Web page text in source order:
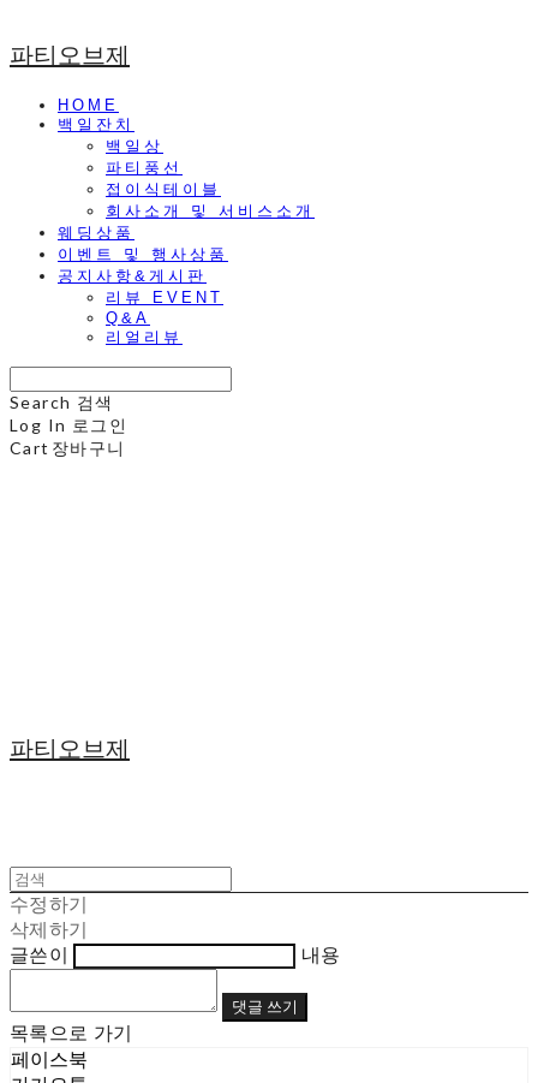
파티오브제
HOME
백일잔치
백일상
파티풍선
접이식테이블
회사소개 및 서비스소개
웨딩상품
이벤트 및 행사상품
공지사항&게시판
리뷰 EVENT
Q&A
리얼리뷰
Search 검색
Log In 로그인
Cart 장바구니
파티오브제
수정하기
삭제하기
글쓴이
내용
댓글 쓰기
목록으로 가기
페이스북